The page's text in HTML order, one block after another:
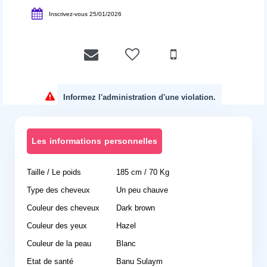
Inscrivez-vous 25/01/2026
Informez l'administration d'une violation.
Les informations personnelles
Taille / Le poids
185 cm / 70 Kg
Type des cheveux
Un peu chauve
Couleur des cheveux
Dark brown
Couleur des yeux
Hazel
Couleur de la peau
Blanc
Etat de santé
Banu Sulaym